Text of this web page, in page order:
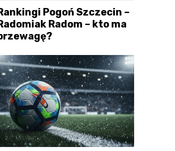
Pogoń Szczecin –
Radom – kto ma